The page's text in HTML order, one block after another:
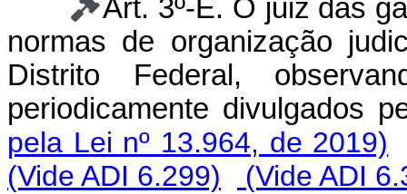
Art. 3º-E. O juiz das
normas de organização
Distrito Federal,
periodicamente
pela Lei nº 13.964, de 2019)
(Vide ADI 6.299)
(Vide ADI